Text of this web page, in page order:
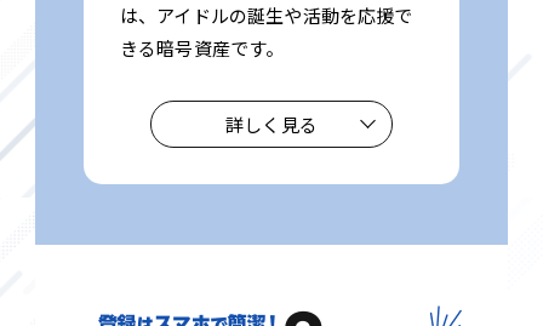
は、アイドルの誕生や活動を応援で
きる暗号資産です。
詳しく見る